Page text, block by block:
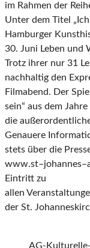
im Rahmen der
Unter dem Titel
Hamburger
30. Juni Leben und
Trotz ihrer nur 31
nachhaltig den
Filmabend. Der
sein“ aus dem
die
Genauere
stets über die
www.st–johannes–
Eintritt zu
allen
der St.
AG-